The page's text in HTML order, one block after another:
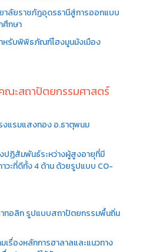
าลัยราชภัฏอุดรธานีสู่การออกแบบ
ศึกษา
หรับพิพิธภัณฑ์โฮงมูนมังเมือง
ณะสถาปัตยกรรมศาสตร์
งแรมแสงทอง อ.ธาตุพนม
ปฏิสัมพันธ์ระหว่างผู้สูงอายุที่มี
วะที่ดีทั้ง 4 ด้าน ด้วยรูปแบบ CO-
ทอลิก รูปแบบสถาปัตยกรรมพื้นถิ่น
องหลักการฮาลาลและแนวทาง